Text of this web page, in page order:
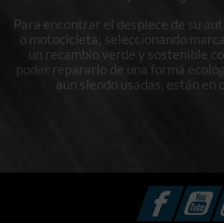
Para encontrar el despiece de su
o motocicleta; seleccionando
un recambio verde y sostenible
poder repararlo de una forma
aún siendo usadas, están en